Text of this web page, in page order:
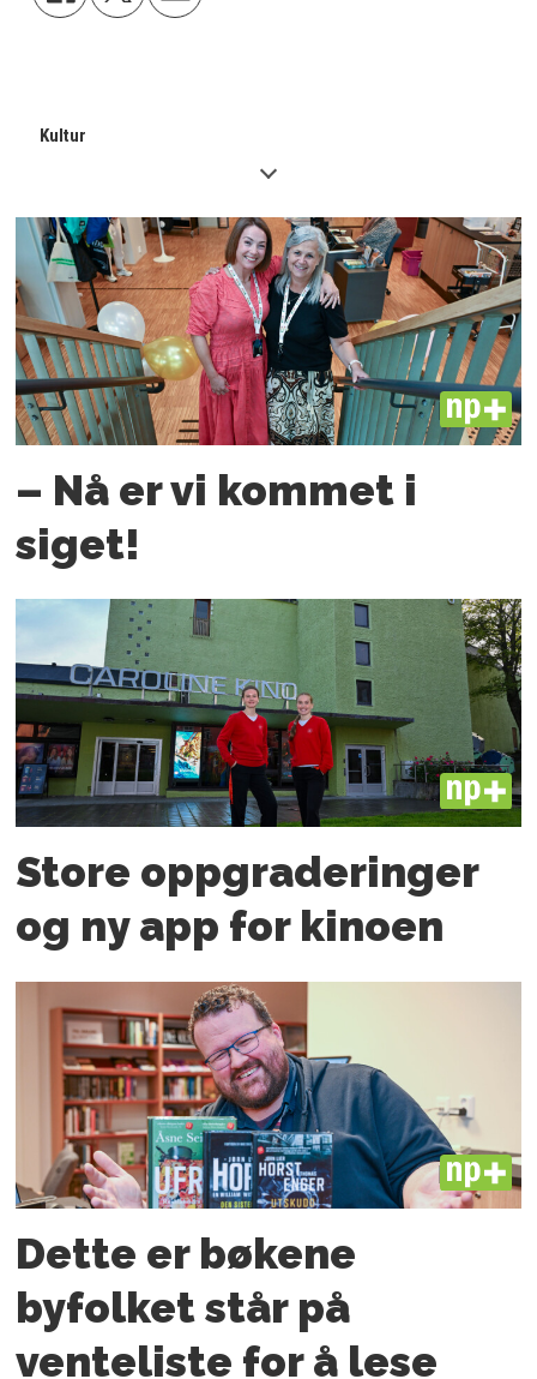
Kultur
PLUS
– Nå er vi kommet i
siget!
PLUS
Store oppgraderinger
og ny app for kinoen
PLUS
Dette er bøkene
byfolket står på
venteliste for å lese